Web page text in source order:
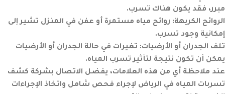
مبرر، فقد يكون هناك تسرب.
الروائح الكريهة: روائح مياه مستمرة أو عفن في المنزل تشير إلى
إمكانية وجود تسرب.
تلف الجدران أو الأرضيات: تغيرات في حالة الجدران أو الأرضيات
يمكن أن تكون نتيجة لتأثير تسرب المياه.
عند ملاحظة أي من هذه العلامات، يفضل الاتصال بشركة كشف
تسربات المياه في الرياض لإجراء فحص شامل واتخاذ الإجراءات